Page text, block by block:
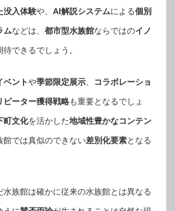
没入体験や、 AI解説システムによる個別
ムなどは、 都市型水族館ならではのイノ
待できるでしょう。
ベントや季節限定展示 コラボレーショ
ピーター獲得戦略も重要となるでしょ
町文化を活かした地域性豊かなコンテン
館では真似のできない差別化要素となる
水族館は確かに従来の水族館とは異なる